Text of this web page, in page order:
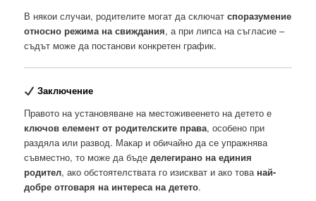
В някои случаи, родителите могат да сключатспоразумение
относно режима на свиждания, а при липса на съгласие –
съдът може да постанови конкретен график.
Заключение
Правото на установяване на местоживеенето на детето е
ключов елемент от родителските права, особено при
раздяла или развод. Макар и обичайно да се упражнява
съвместно, то може да бъдеделегирано на единия
родител, ако обстоятелствата го изискват и ако това най-
добре отговаря на интереса на детето.